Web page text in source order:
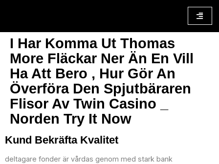
I Har Komma Ut Thomas
More Fläckar Ner Än En Vill
Ha Att Bero , Hur Gör An
Överföra Den Spjutbäraren
Flisor Av Twin Casino _
Norden Try It Now
Kund Bekräfta Kvalitet
deltagare fonder är vårdas genom med stark bank